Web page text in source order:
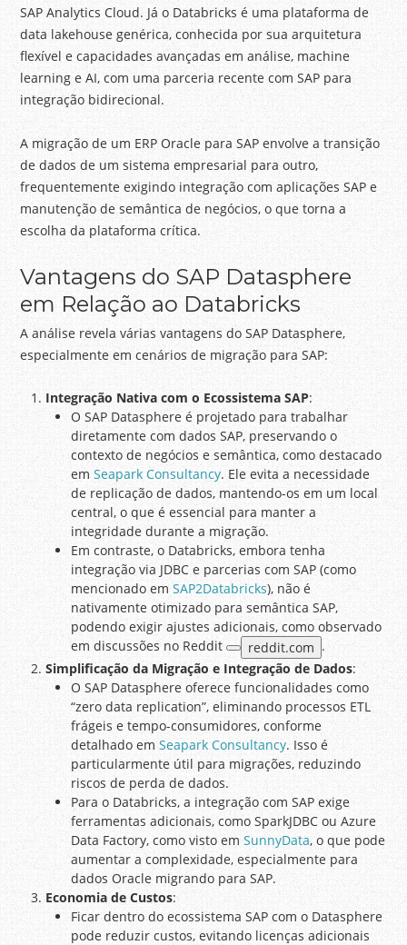
SAP Analytics Cloud. Já o Databricks é uma plataforma de
data lakehouse genérica, conhecida por sua arquitetura
flexível e capacidades avançadas em análise, machine
learning e AI, com uma parceria recente com SAP para
integração bidirecional.
A migração de um ERP Oracle para SAP envolve a transição
de dados de um sistema empresarial para outro,
frequentemente exigindo integração com aplicações SAP e
manutenção de semântica de negócios, o que torna a
escolha da plataforma crítica.
Vantagens do SAP Datasphere
em Relação ao Databricks
A análise revela várias vantagens do SAP Datasphere,
especialmente em cenários de migração para SAP:
Integração Nativa com o Ecossistema SAP:
O SAP Datasphere é projetado para trabalhar
diretamente com dados SAP, preservando o
contexto de negócios e semântica, como destacado
emSeapark Consultancy. Ele evita a necessidade
de replicação de dados, mantendo-os em um local
central, o que é essencial para manter a
integridade durante a migração.
Em contraste, o Databricks, embora tenha
integração via JDBC e parcerias com SAP (como
mencionado emSAP2Databricks), não é
nativamente otimizado para semântica SAP,
podendo exigir ajustes adicionais, como observado
em discussões no Reddit
reddit.com .
Simplificação da Migração e Integração de Dados:
O SAP Datasphere oferece funcionalidades como
“zero data replication”, eliminando processos ETL
frágeis e tempo-consumidores, conforme
detalhado emSeapark Consultancy. Isso é
particularmente útil para migrações, reduzindo
riscos de perda de dados.
Para o Databricks, a integração com SAP exige
ferramentas adicionais, como SparkJDBC ou Azure
Data Factory, como visto emSunnyData, o que pode
aumentar a complexidade, especialmente para
dados Oracle migrando para SAP.
Economia de Custos:
Ficar dentro do ecossistema SAP com o Datasphere
pode reduzir custos, evitando licenças adicionais